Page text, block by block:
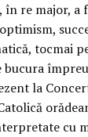
în re major, a
tocmai
la
cu